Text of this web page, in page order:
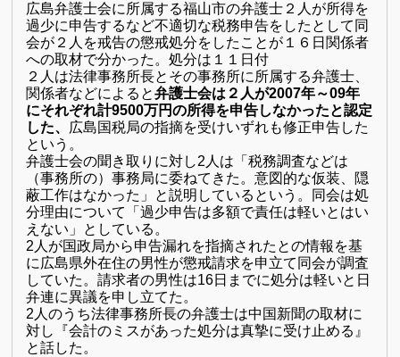
広島弁護士会に所属する福山市の弁護士２人が所得を
過少に申告するなど不適切な税務申告をしたとして同
会が２人を戒告の懲戒処分をしたことが１６日 関係者
への取材で分かった。処分は１１日付
２人は法律事務所長とその事務所に所属する弁護士、
関係者などによると弁護士会は２人が2007年～09年
にそれぞれ計9500万円の所得を申告しなかったと認定
した、 広島国税局の指摘を受けいずれも修正申告した
という。
弁護士会の聞き取りに対し2 人は「税務調査などは
（事務所の）事務局に委ねてきた。意図的な仮装、隠
蔽工作はなかった」と説明しているという。同会は処
分理由について「過少申告は多額で責任は軽いとはい
えない」としている。
2 人が国政局から申告漏れを指摘されたとの情報を基
に広島県外在住の男性が懲戒請求を申立て同会が調査
していた。請求者の男性は16日までに処分は軽いと日
弁連に異議を申し立てた。
2 人のうち法律事務所長の弁護士は中国新聞の取材に
対し『会計のミスがあった処分は真摯に受け止める』
と話した。